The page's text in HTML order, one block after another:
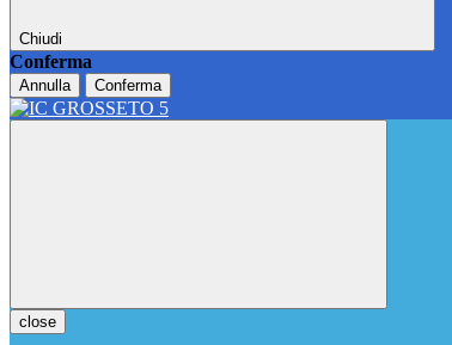
Chiudi
Conferma
Annulla Conferma
close